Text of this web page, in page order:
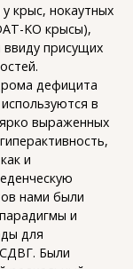
крыс, нокаутных
KO крысы),
присущих
дефицита
в
выраженных
и
нами были
и
для
Были